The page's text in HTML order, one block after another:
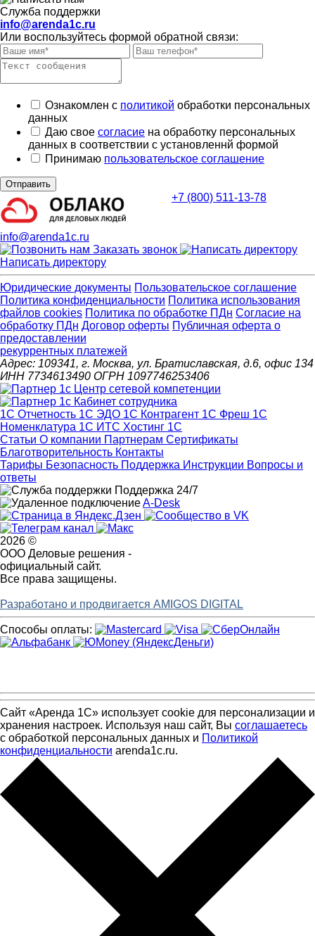
Служба поддержки
info@arenda1c.ru
Или воспользуйтесь формой обратной связи:
Ознакомлен с политикой обработки персональных
данных
Даю свое согласие на обработку персональных
данных в соответствии с установленнй формой
Принимаю пользовательское соглашение
Отправить
+7 (800) 511-13-78
info@arenda1c.ru
Заказать звонок
Написать директору
Юридические документы Пользовательское соглашение
Политика конфиденциальности Политика использования
файлов cookies Политика по обработке ПДн Cогласие на
обработку ПДн Договор оферты Публичная оферта о
предоставлении
рекуррентных платежей
Адрес: 109341, г. Москва, ул. Братиславская, д.6, офис 134
ИНН 7734613490 ОГРН 1097746253406
1С Отчетность 1С ЭДО 1С Контрагент 1С Фреш 1С
Номенклатура 1С ИТС Хостинг 1С
Статьи О компании Партнерам Сертификаты
Благотворительность Контакты
Тарифы Безопасность Поддержка Инструкции Вопросы и
ответы
Поддержка 24/7
A-Desk
2026 ©
ООО Деловые решения -
официальный сайт.
Все права защищены.
Разработано и продвигается AMIGOS DIGITAL
Способы оплаты:
Сайт «Аренда 1С» использует cookie для персонализации и
хранения настроек. Используя наш сайт, Вы соглашаетесь
с обработкой персональных данных и Политикой
конфиденциальности arenda1c.ru.